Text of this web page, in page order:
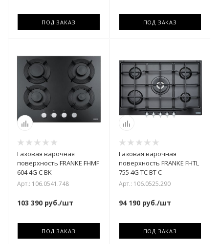
ПОД ЗАКАЗ ПОД ЗАКАЗ
Газовая варочная
поверхность FRANKE FHMF
604 4G C BK
Арт.: 106.0541.748
103 390 руб./шт
ПОД ЗАКАЗ
Газовая варочная
поверхность FRANKE FHTL
755 4G TC BT C
Арт.: 106.0525.290
94 190руб./шт
ПОД ЗАКАЗ